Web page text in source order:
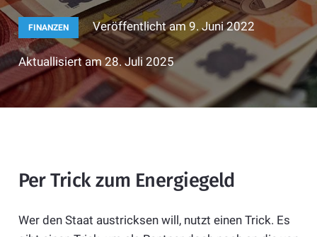
FINANZEN Veröffentlicht am9. Juni 2022
Aktuallisiert am 28. Juli 2025
Per Trick zum Energiegeld
Wer den Staat austricksen will, nutzt einen Trick. Es